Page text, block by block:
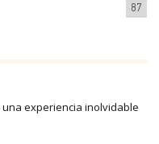
87
una experiencia inolvidable